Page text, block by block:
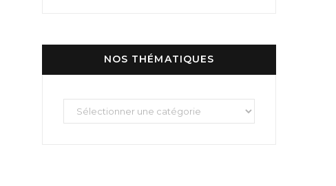
NOS THÉMATIQUES
Nos
thématiques